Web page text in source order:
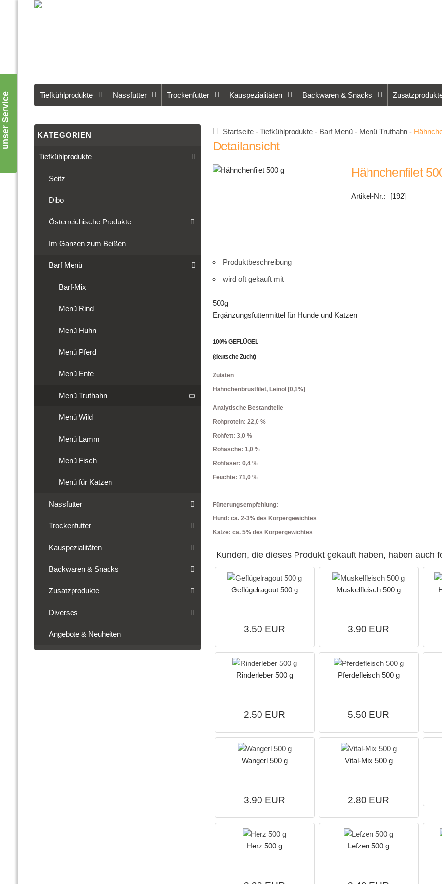
Tiefkühlprodukte Nassfutter Trockenfutter Kauspezialitäten Backwaren & Snacks
Startseite- Tiefkühlprodukte- Barf Menü- Menü Truthahn-
Detailansicht
Hähnchenfilet
[192]
Produktbeschreibung
wird oft gekauft mit
500g
Ergänzungsfuttermittel für Hunde und Katzen
100% GEFLÜGEL
(deutsche Zucht)
Zutaten
Hähnchenbrustfilet, Leinöl [0,1%]
Analytische Bestandteile
Rohprotein: 22,0 %
Rohfett: 3,0 %
Rohasche: 1,0 %
Rohfaser: 0,4 %
Feuchte: 71,0 %
Fütterungsempfehlung:
Hund: ca. 2-3% des Körpergewichtes
Katze: ca. 5% des Körpergewichtes
Kunden, die dieses Produkt gekauft haben, haben auch
Geflügelragout 500 g
3.50 EUR
Muskelfleisch 500 g
3.90 EUR
Rinderleber 500 g
2.50 EUR
Pferdefleisch 500 g
5.50 EUR
Wangerl 500 g
3.90 EUR
Vital-Mix 500 g
2.80 EUR
Herz 500 g Lefzen 500 g
KATEGORIEN
Tiefkühlprodukte
Seitz
Dibo
Österreichische Produkte
Im Ganzen zum Beißen
Barf Menü
Barf-Mix
Menü Rind
Menü Huhn
Menü Pferd
Menü Ente
Menü Truthahn
Menü Wild
Menü Lamm
Menü Fisch
Menü für Katzen
Nassfutter
Trockenfutter
Kauspezialitäten
Backwaren & Snacks
Zusatzprodukte
Diverses
Angebote & Neuheiten
unser Service